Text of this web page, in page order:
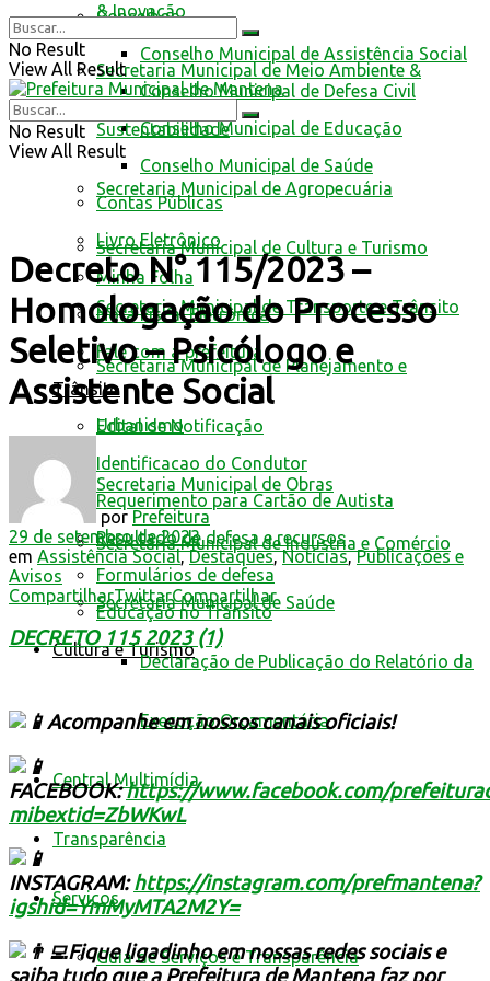
Conselhos
Conselho Municipal de Assistência Social
Conselho Municipal de Defesa Civil
Conselho Municipal de Educação
Conselho Municipal de Saúde
Contas Públicas
Livro Eletrônico
Minha Folha
Nota Fiscal Eletrônica
Fale com a prefeitura
Trânsito
Edital de Notificação
Identificacao do Condutor
Requerimento para Cartão de Autista
Resultado de defesa e recursos
Formulários de defesa
Educação no Trânsito
Cultura e Turismo
& Inovação
Secretaria Municipal de Meio Ambiente &
Sustentabilidade
Secretaria Municipal de Agropecuária
Secretaria Municipal de Cultura e Turismo
Secretaria Municipal de Transporte e Trânsito
Secretaria Municipal de Planejamento e
Urbanismo
Secretaria Municipal de Obras
Secretaria Municipal de Indústria e Comércio
Secretaria Municipal de Saúde
Declaração de Publicação do Relatório da
Execução Orçamentária
Central Multimídia
Transparência
Serviços
Guia de Serviços e Transparência
No Result
View All Result
No Result
View All Result
Decreto N° 115/2023 –
Homologação do Processo
Seletivo – Psicólogo e
Assistente Social
por Prefeitura
29 de setembro de 2023
em Assistência Social,Destaques,Notícias,Publicações e
Avisos
CompartilharTwittarCompartilhar
DECRETO 115 2023 (1)
Acompanhe em nossos canais oficiais!
FACEBOOK:https://www.facebook.com/
mibextid=ZbWKwL
INSTAGRAM:https://instagram.com/prefmantena?
igshid=YmMyMTA2M2Y=
Fique ligadinho em nossas redes sociais e
saiba tudo que a Prefeitura de Mantena faz por